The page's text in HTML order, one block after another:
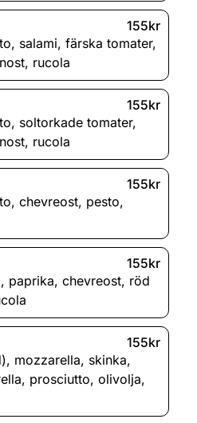
155kr
, salami, färska tomater,
, rucola
155kr
, soltorkade tomater,
, rucola
155kr
, chevreost, pesto,
155kr
, paprika, chevreost, röd
155kr
, mozzarella, skinka,
, prosciutto, olivolja,